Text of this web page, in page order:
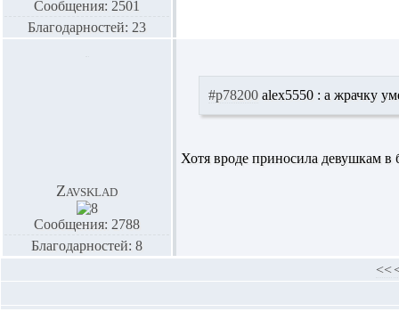
Сообщения: 2501
Благодарностей: 23
Zavsklad
Сообщения: 2788
Благодарностей: 8
#p78200 alex5550 : а жрачку
Хотя вроде приносила девушкам
<<